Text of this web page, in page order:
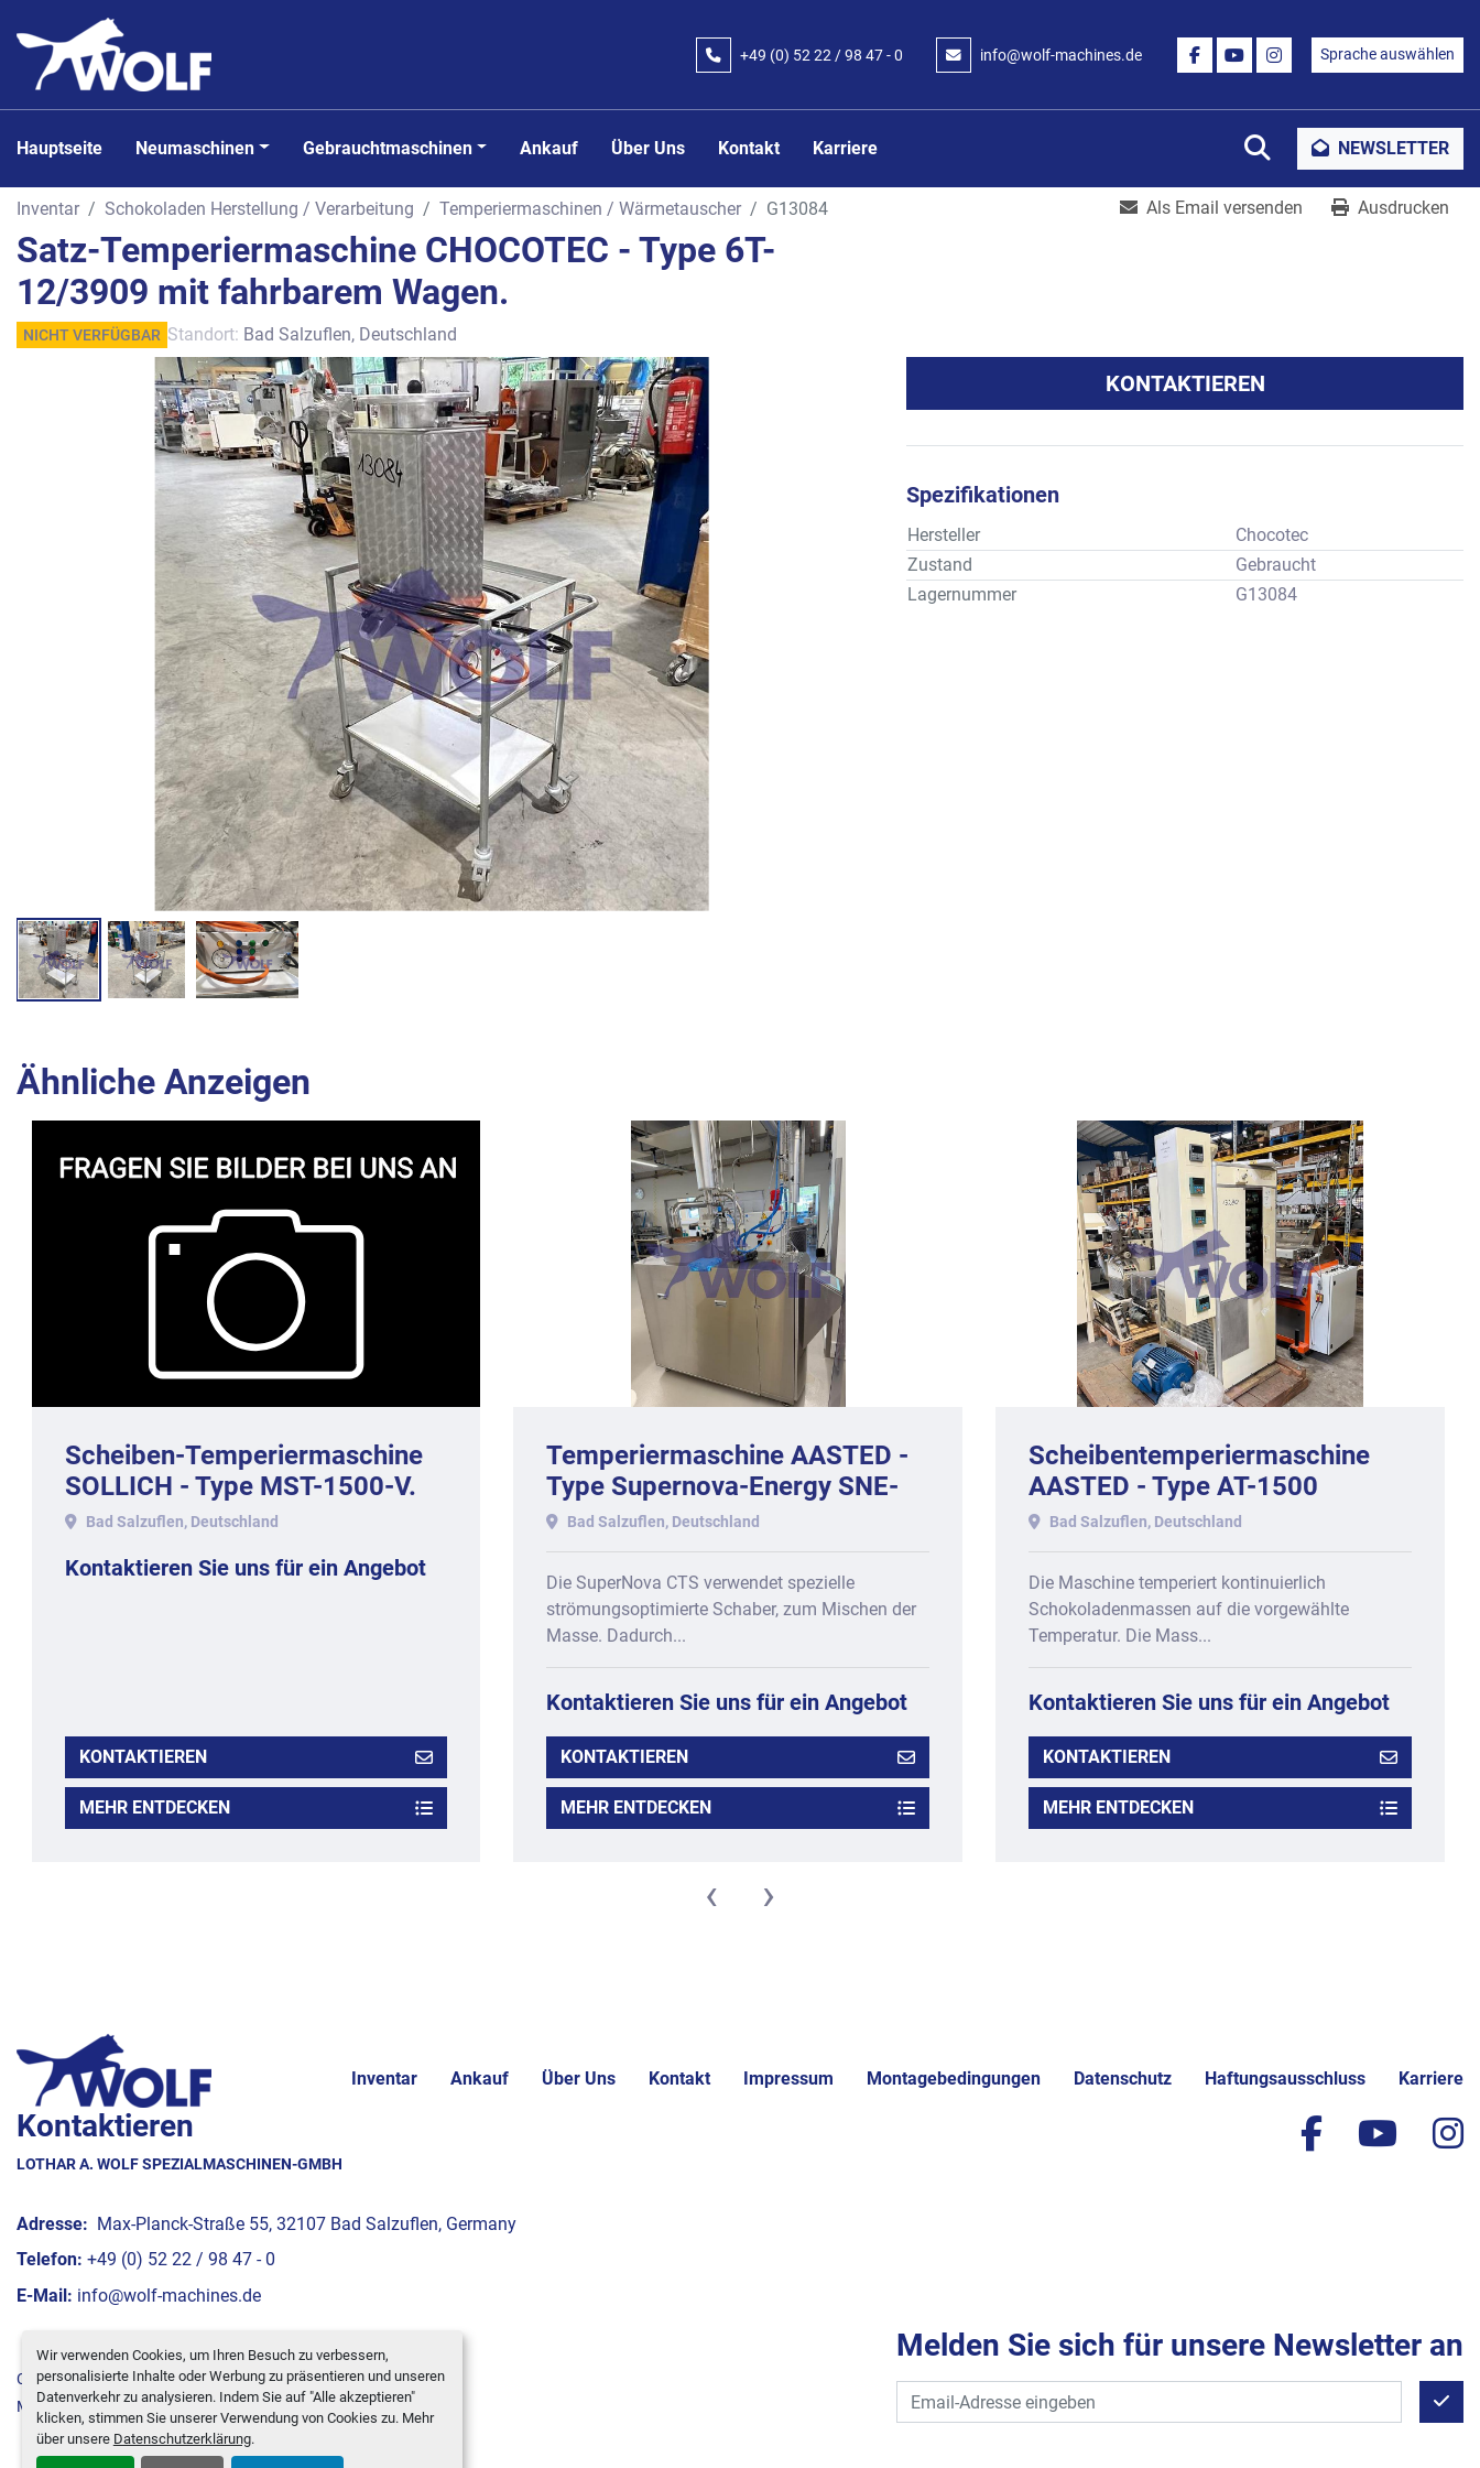
Wir verwenden Cookies, um Ihren Besuch zu verbessern,
personalisierte Inhalte oder Werbung zu präsentieren und unseren
Datenverkehr zu analysieren. Indem Sie auf "Alle akzeptieren"
klicken, stimmen Sie unserer Verwendung von Cookies zu. Mehr
über unsere Datenschutzerklärung.
+49 (0) 52 22 / 98 47 - 0 info@wolf-machines.de
FACEBOOK
YOUTUBEINSTAGRAM
Sprache auswählen
Hauptseite Neumaschinen Gebrauchtmaschinen Ankauf Über Uns Kontakt Karriere SucheNEWSLETTER
Inventar Schokoladen Herstellung / Verarbeitung Temperiermaschinen / Wärmetauscher G13084 Als Email versenden Ausdrucken
Satz-Temperiermaschine CHOCOTEC - Type 6T-
12/3909 mit fahrbarem Wagen.
NICHT VERFÜGBAR Standort: Bad Salzuflen, Deutschland
KONTAKTIEREN
Spezifikationen
Hersteller
Chocotec
Zustand
Gebraucht
Lagernummer
G13084
Ähnliche Anzeigen
Scheiben-Temperiermaschine
SOLLICH - Type MST-1500-V.
Bad Salzuflen, Deutschland
Kontaktieren Sie uns für ein Angebot
KONTAKTIEREN
MEHR ENTDECKEN
Temperiermaschine AASTED -
Type Supernova-Energy SNE-
200-CTS, Baujahr 2011.
Bad Salzuflen, Deutschland
Die SuperNova CTS verwendet spezielle
strömungsoptimierte Schaber, zum Mischen der
Masse. Dadurch...
Kontaktieren Sie uns für ein Angebot
KONTAKTIEREN
MEHR ENTDECKEN
Scheibentemperiermaschine
AASTED - Type AT-1500
Bad Salzuflen, Deutschland
Die Maschine temperiert kontinuierlich
Schokoladenmassen auf die vorgewählte
Temperatur. Die Mass...
Kontaktieren Sie uns für ein Angebot
KONTAKTIEREN
MEHR ENTDECKEN
‹ ›
Inventar Ankauf Über Uns Kontakt Impressum Montagebedingungen Datenschutz Haftungsausschluss Karriere
Kontaktieren
LOTHAR A. WOLF SPEZIALMASCHINEN-GMBH
Adresse: Max-Planck-Straße 55, 32107 Bad Salzuflen, Germany
Telefon: +49 (0) 52 22 / 98 47 - 0
E-Mail: info@wolf-machines.de
Cookie-Einstellungen
Machinio System-Website vonMachinio
facebook
Melden Sie sich für unsere Newsletter an